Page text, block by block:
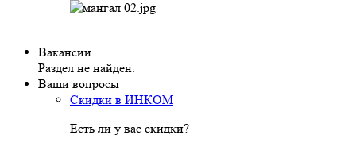
Вакансии
Раздел не найден.
Ваши вопросы
Скидки в ИНКОМ
Есть ли у вас скидки?